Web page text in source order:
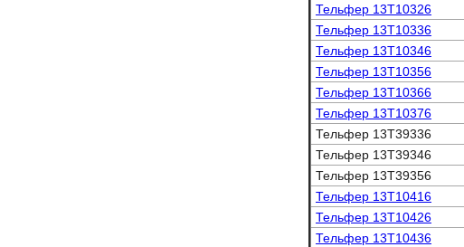
Тельфер 13Т10326
Тельфер 13Т10336
Тельфер 13Т10346
Тельфер 13Т10356
Тельфер 13Т10366
Тельфер 13Т10376
Тельфер 13Т39336
Тельфер 13Т39346
Тельфер 13Т39356
Тельфер 13Т10416
Тельфер 13Т10426
Тельфер 13Т10436